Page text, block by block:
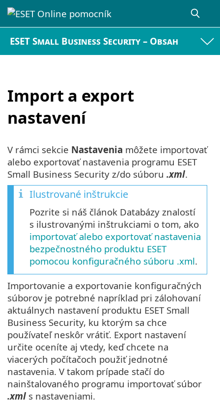
ESET Small Business Security – Obsah
Import a export
nastavení
V rámci sekcie Nastavenia môžete importovať
alebo exportovať nastavenia programu ESET
Small Business Security z/do súboru .xml.
Ilustrované inštrukcie
Pozrite si náš článok Databázy znalostí
s ilustrovanými inštrukciami o tom, ako
importovať alebo exportovať nastavenia
bezpečnostného produktu ESET
pomocou konfiguračného súboru .xml.
Importovanie a exportovanie konfiguračných
súborov je potrebné napríklad pri zálohovaní
aktuálnych nastavení produktu ESET Small
Business Security, ku ktorým sa chce
používateľ neskôr vrátiť. Export nastavení
určite oceníte aj vtedy, keď chcete na
viacerých počítačoch použiť jednotné
nastavenia. V takom prípade stačí do
nainštalovaného programu importovať súbor
.xml s nastaveniami.